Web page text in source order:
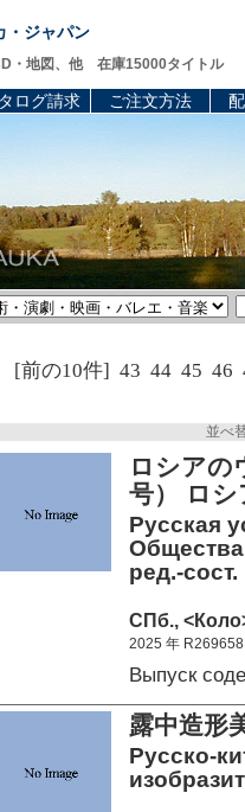
・ジャパン
・地図、他 在庫15000タイトル
ログ請求 ご注文方法
[前の10件] 43 44 45 46
並べ
ロシアの
号） ロシ
Русская
Общества
ред.-
СПб.,
2025 年 R269658
Выпуск
露中造形
Русско-